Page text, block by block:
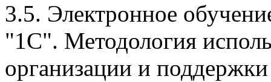
3.5. Электронное
"1С". Методология
организации и